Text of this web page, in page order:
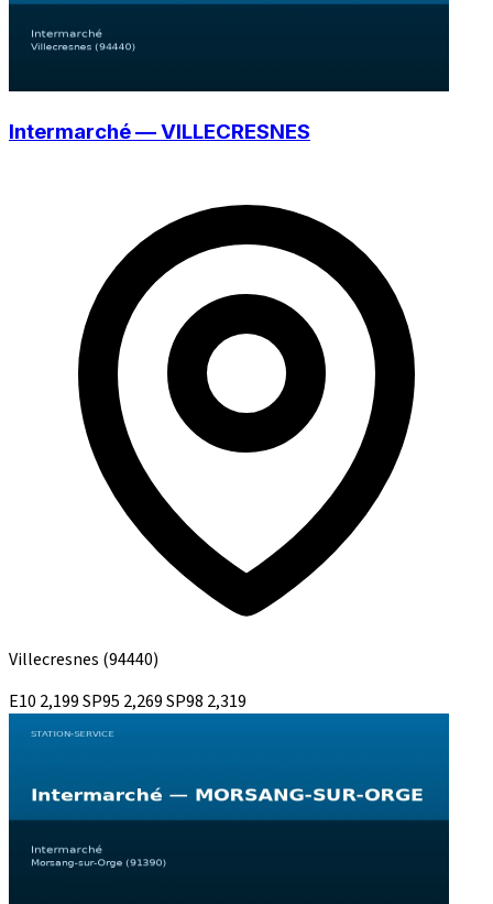
Intermarché — VILLECRESNES
Villecresnes (94440)
E10 2,199SP95 2,269SP98 2,319